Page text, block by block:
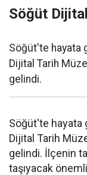
Söğüt
Söğüt'te hayata
Dijital Tarih
gelindi.
Söğüt'te hayata
Dijital Tarih
gelindi. İlçenin
taşıyacak